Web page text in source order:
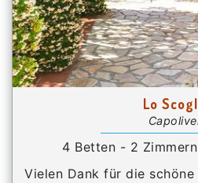
Lo
4 Betten - 2
Vielen Dank für die